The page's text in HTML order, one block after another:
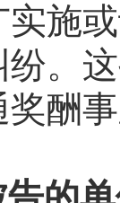
施
。
酬